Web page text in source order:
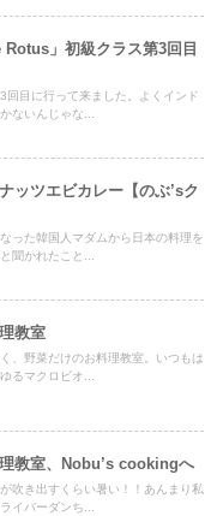
」初級クラス第3回目
回目に行って来ました。よくインド
ないんじゃな...
ッツエビカレー【のぶ’sク
った韓国人マダムから日本の料理を
聞かれたこと...
教室
、野菜だけのお料理教室。いつもは
るマクロビオ...
教室、Nobu’s cookingへ
吹き出すくらい暑い！！あんまり私
イバーダンち...